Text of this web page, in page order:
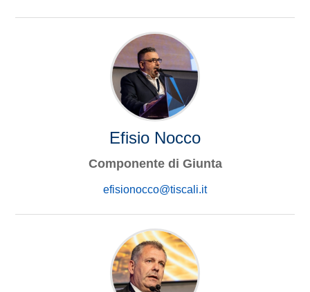
Efisio Nocco
Componente di Giunta
efisionocco@tiscali.it